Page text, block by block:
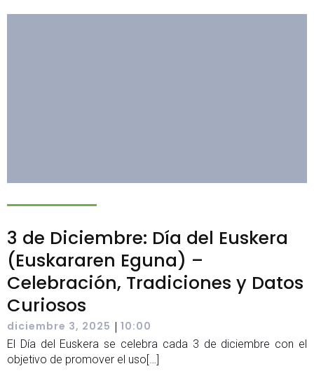
3 de Diciembre: Día del Euskera
(Euskararen Eguna) –
Celebración, Tradiciones y Datos
Curiosos
diciembre 3, 2025 | 10:00
El Día del Euskera se celebra cada 3 de diciembre con el
objetivo de promover el uso[…]